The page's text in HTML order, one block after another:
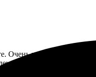
Очень приятно
буду обращаться снова!